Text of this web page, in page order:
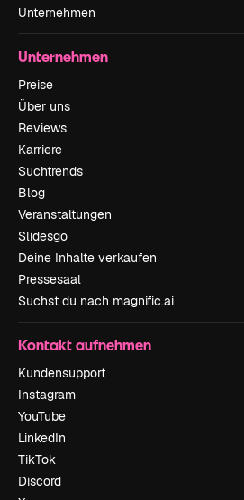
Unternehmen
Unternehmen
Preise
Über uns
Reviews
Karriere
Suchtrends
Blog
Veranstaltungen
Slidesgo
Deine Inhalte verkaufen
Pressesaal
Suchst du nach magnific.ai
Kontakt aufnehmen
Kundensupport
Instagram
YouTube
LinkedIn
TikTok
Discord